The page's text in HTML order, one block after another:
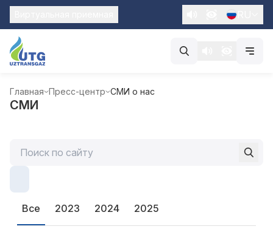
Главная Пресс-центр СМИ о нас
СМИ
Все 2023 2024 2025